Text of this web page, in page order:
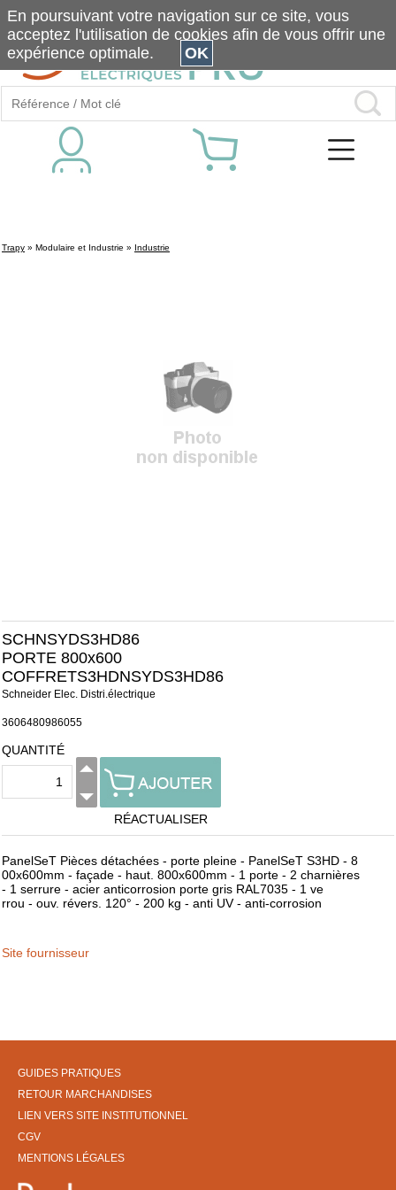
Trapy » Modulaire et Industrie » Industrie
SCHNSYDS3HD86
PORTE 800x600
COFFRETS3HDNSYDS3HD86
Schneider Elec. Distri.électrique
3606480986055
QUANTITÉ
RÉACTUALISER
PanelSeT Pièces détachées - porte pleine - PanelSeT S3HD - 8
00x600mm - façade - haut. 800x600mm - 1 porte - 2 charnières
- 1 serrure - acier anticorrosion porte gris RAL7035 - 1 ve
rrou - ouv. révers. 120° - 200 kg - anti UV - anti-corrosion
Site fournisseur
GUIDES PRATIQUES
RETOUR MARCHANDISES
LIEN VERS SITE INSTITUTIONNEL
CGV
MENTIONS LÉGALES
En poursuivant votre navigation sur ce site, vous
acceptez l'utilisation de cookies afin de vous offrir une
expérience optimale.
OK